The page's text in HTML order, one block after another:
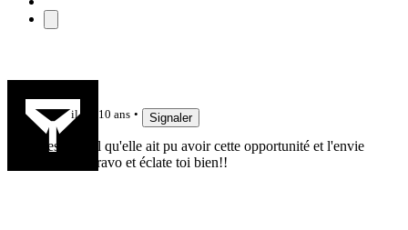
il y a 10 ans Signaler
C'est génial qu'elle ait pu avoir cette opportunité et l'envie
d'y aller. Bravo et éclate toi bien!!